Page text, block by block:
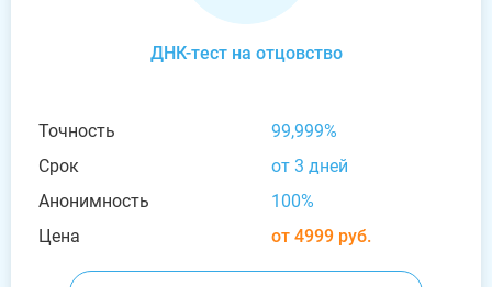
ДНК-тест на отцовство
Точность
99,999%
Срок
от 3 дней
Анонимность
100%
Цена
от 4999 руб.